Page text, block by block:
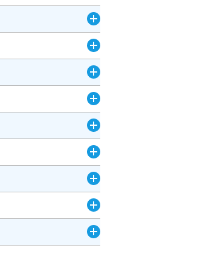
開
く
開
く
開
く
開
く
開
く
開
く
開
く
開
く
開
く
開